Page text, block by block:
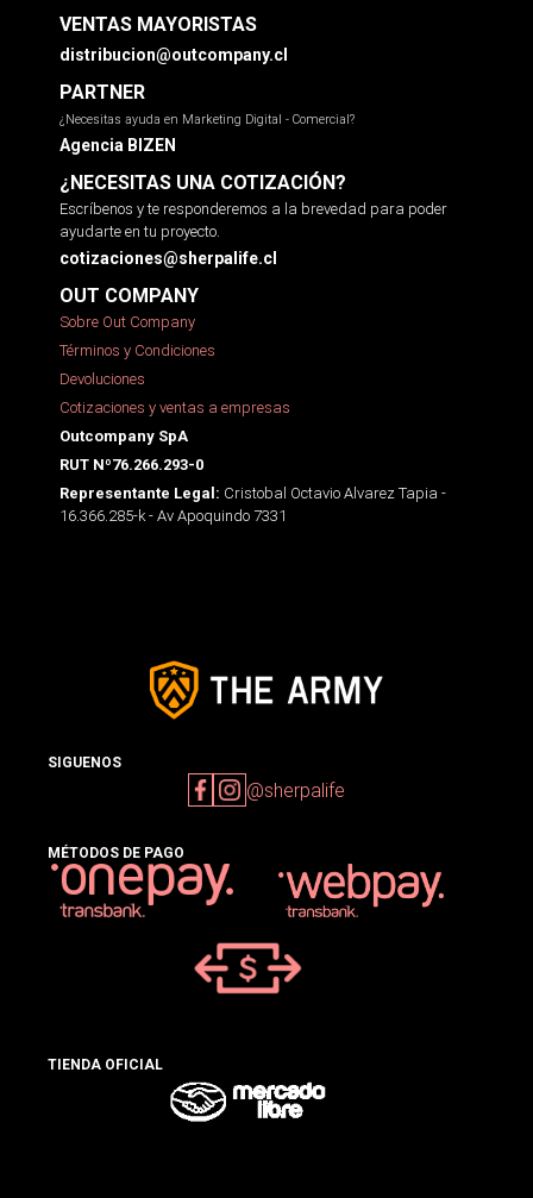
VENTAS MAYORISTAS
distribucion@outcompany.cl
PARTNER
¿Necesitas ayuda en Marketing Digital - Comercial?
Agencia BIZEN
¿NECESITAS UNA COTIZACIÓN?
Escríbenos y te responderemos a la brevedad para poder
ayudarte en tu proyecto.
cotizaciones@sherpalife.cl
OUT COMPANY
Sobre Out Company
Términos y Condiciones
Devoluciones
Cotizaciones y ventas a empresas
Outcompany SpA
RUT Nº76.266.293-0
Representante Legal: Cristobal Octavio Alvarez Tapia -
16.366.285-k - Av Apoquindo 7331
SIGUENOS
@sherpalife
MÉTODOS DE PAGO
TIENDA OFICIAL